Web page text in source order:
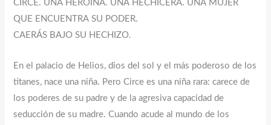
CIRCE. UNA HEROÍNA. UNA HECHICERA. UNA MUJER
QUE ENCUENTRA SU PODER.
CAERÁS BAJO SU HECHIZO.
En el palacio de Helios, dios del sol y el más poderoso de los
titanes, nace una niña. Pero Circe es una niña rara: carece de
los poderes de su padre y de la agresiva capacidad de
seducción de su madre. Cuando acude al mundo de los